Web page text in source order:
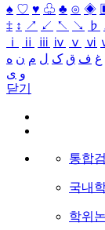
♠ ♡ ♥ ♧ ♣ ⊙ ◈
‡ ↕ ↗ ↙ ↖ ↘ ♭
ⅰ
ⅱ ⅲ ⅳ ⅴ ⅵ
غ ف ق ک ل م ن ه
و ی
닫기
통합
국내
학위